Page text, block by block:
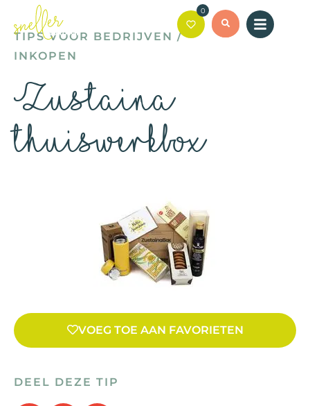
0
TIPS VOOR BEDRIJVEN /
INKOPEN
Zustaina
thuiswerkbox
VOEG TOE AAN FAVORIETEN
DEEL DEZE TIP